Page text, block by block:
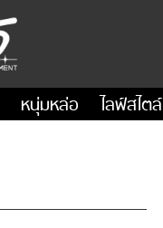
หนุ่มหล่อ ไลฟ์สไตล์